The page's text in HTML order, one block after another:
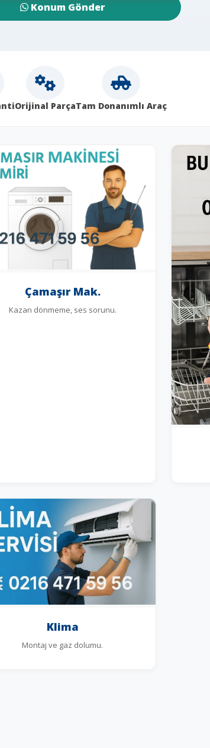
Konum Gönder
Orijinal ParçaTam Donanımlı Araç
Çamaşır Mak.
Kazan dönmeme, ses sorunu.
Klima
Montaj ve gaz dolumu.